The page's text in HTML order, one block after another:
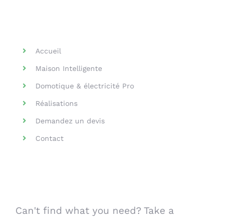
Accueil
Maison Intelligente
Domotique & électricité Pro
Réalisations
Demandez un devis
Contact
Can't find what you need? Take a